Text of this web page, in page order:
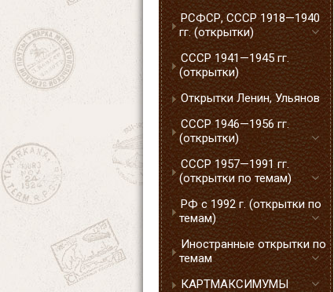
РСФСР, СССР 1918—1940
гг. (открытки)
СССР 1941—1945 гг.
(открытки)
Открытки Ленин, Ульянов
СССР 1946—1956 гг.
(открытки)
СССР 1957—1991 гг.
(открытки по темам)
РФ с 1992 г. (открытки по
темам)
Иностранные открытки по
темам
КАРТМАКСИМУМЫ